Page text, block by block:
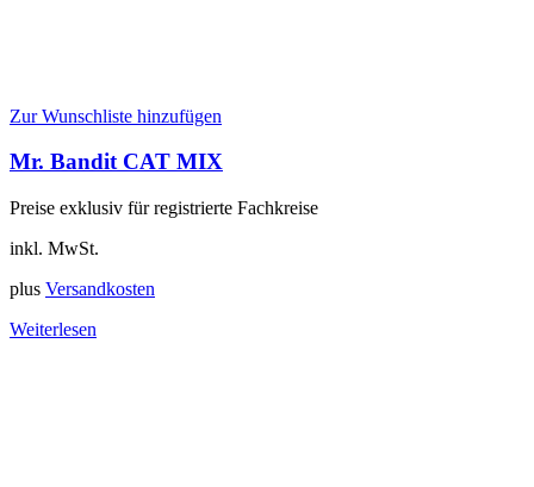
Zur Wunschliste hinzufügen
Mr. Bandit CAT MIX
Preise exklusiv für registrierte Fachkreise
inkl. MwSt.
plus Versandkosten
Weiterlesen